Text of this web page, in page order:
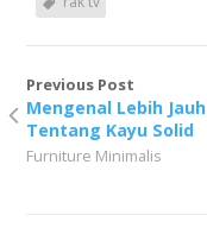
Previous Post
Mengenal Lebih Jauh
Tentang Kayu Solid
Furniture Minimalis